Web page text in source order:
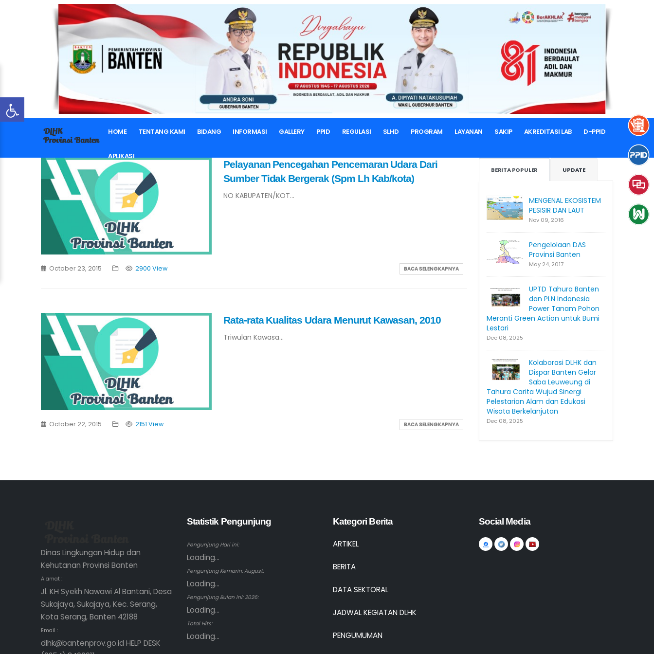
HOME TENTANG KAMI BIDANG INFORMASI GALLERY PPID REGULASI SLHD PROGRAM LAYANAN SAKIP AKREDITASI LAB D-PPID
APLIKASI
Kualitas Udara
BERANDA INDEX PENGENDALIAN PENCEMARAN LINGKUNGAN
BERITA POPULER UPDATE
MENGENAL EKOSISTEM
PESISIR DAN LAUT
Nov 09, 2016
Pengelolaan DAS
Provinsi Banten
May 24, 2017
UPTD Tahura Banten
dan PLN Indonesia
Power Tanam Pohon
Meranti Green Action untuk Bumi
Lestari
Dec 08, 2025
Kolaborasi DLHK dan
Dispar Banten Gelar
Saba Leuweung di
Tahura Carita Wujud Sinergi
Pelestarian Alam dan Edukasi
Wisata Berkelanjutan
Dec 08, 2025
Pelayanan Pencegahan Pencemaran Udara Dari
Sumber Tidak Bergerak (Spm Lh Kab/kota)
NO KABUPATEN/KOT...
October 23, 2015 2900 View BACA SELENGKAPNYA
Rata-rata Kualitas Udara Menurut Kawasan, 2010
Triwulan Kawasa...
October 22, 2015 2151 View BACA SELENGKAPNYA
Dinas Lingkungan Hidup dan
Kehutanan Provinsi Banten
Alamat :
Jl. KH Syekh Nawawi Al Bantani, Desa
Sukajaya, Sukajaya, Kec. Serang,
Kota Serang, Banten 42188
Email :
dlhk@bantenprov.go.id HELP DESK
Statistik Pengunjung
Pengunjung Hari ini:
Loading...
Pengunjung Kemarin: August:
Loading...
Pengunjung Bulan ini: 2026:
Loading...
Total Hits:
Loading...
Kategori Berita
ARTIKEL
BERITA
DATA SEKTORAL
JADWAL KEGIATAN DLHK
PENGUMUMAN
Social Media